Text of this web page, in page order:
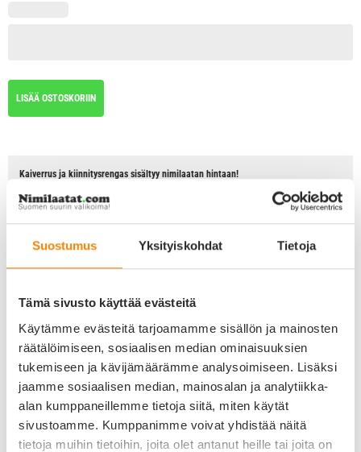
Suostumus Yksityiskohdat Tietoja
Tämä sivusto käyttää evästeitä
Käytämme evästeitä tarjoamamme sisällön ja mainosten
räätälöimiseen, sosiaalisen median ominaisuuksien
tukemiseen ja kävijämäärämme analysoimiseen. Lisäksi
jaamme sosiaalisen median, mainosalan ja analytiikka-
alan kumppaneillemme tietoja siitä, miten käytät
sivustoamme. Kumppanimme voivat yhdistää näitä
tietoja muihin tietoihin, joita olet antanut heille tai joita on
LISÄÄ OSTOSKORIIN
Kaiverrus ja kiinnitysrengas sisältyy nimilaatan hintaan!
Väri ja design: Swarovski kristallein koristeltu kullattu pieni luu
Materiaali: pronssia, 24k kultaus
Paksuus: n. 2 mm
Paino: n. 10 grammaa
Mahdollista kaivertaa taustapuolelle
Max. kolme riviä/puoli
Max. 16 merkkiä/rivi
Katso valittavissa olevat fontit tästä
Tuotekuvaus
Koiran nimikyltti – GLAM SWAROVSKI kullattu pieni luu 2,9cm x 2,0cm.
Uskomattoman upeat GLAM-nimilaatat on koristeltu kirkkaasti kimaltelevilla Swarovski
kristalleilla ja ne on kiinnitetty siten, että pysyvät varmasti laatassa kiinni. GLAM-
nimilaatat on valmistettu pronssista, joten kestävämpää laattaa saa etsiä, mutta tuskin